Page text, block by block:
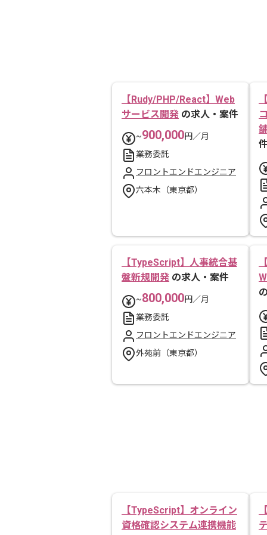
【Rudy/PHP/React】Web
サービス開発 の求人・案件
~900,000円／月
業務委託
フロントエンドエンジニア
六本木（東京都）
件
【TypeScript】人事統合基
盤新規開発 の求人・案件
~800,000円／月
業務委託
フロントエンドエンジニア
外苑前（東京都）
【TypeScript】オンライン
資格確認システム連携機能